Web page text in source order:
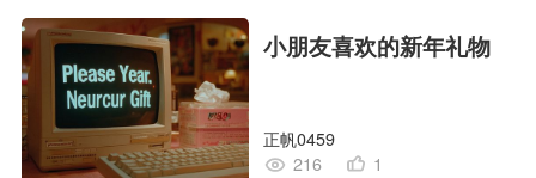
小朋友喜欢的新年礼物
正帆0459
216
1